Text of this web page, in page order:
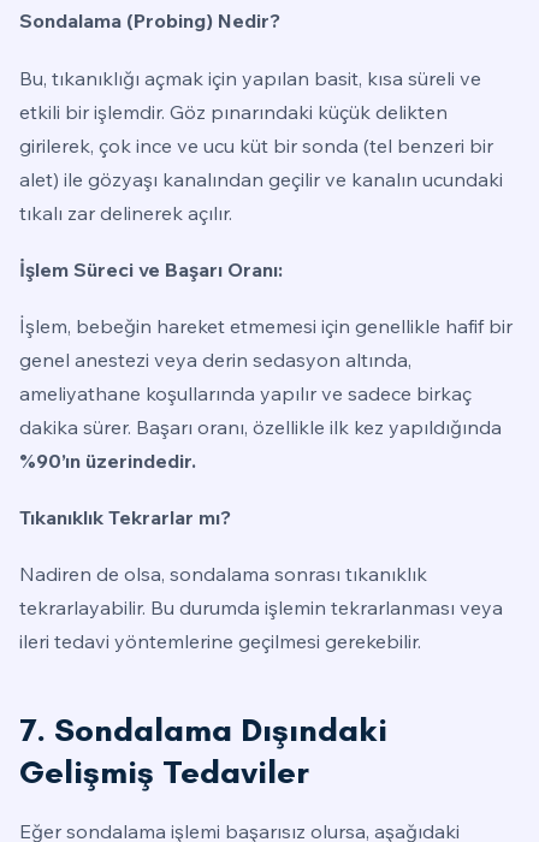
Sondalama (Probing) Nedir?
Bu, tıkanıklığı açmak için yapılan basit, kısa süreli ve
etkili bir işlemdir. Göz pınarındaki küçük delikten
girilerek, çok ince ve ucu küt bir sonda (tel benzeri bir
alet) ile gözyaşı kanalından geçilir ve kanalın ucundaki
tıkalı zar delinerek açılır.
İşlem Süreci ve Başarı Oranı:
İşlem, bebeğin hareket etmemesi için genellikle hafif bir
genel anestezi veya derin sedasyon altında,
ameliyathane koşullarında yapılır ve sadece birkaç
dakika sürer. Başarı oranı, özellikle ilk kez yapıldığında
%90’ın üzerindedir.
Tıkanıklık Tekrarlar mı?
Nadiren de olsa, sondalama sonrası tıkanıklık
tekrarlayabilir. Bu durumda işlemin tekrarlanması veya
ileri tedavi yöntemlerine geçilmesi gerekebilir.
7. Sondalama Dışındaki
Gelişmiş Tedaviler
Eğer sondalama işlemi başarısız olursa, aşağıdaki